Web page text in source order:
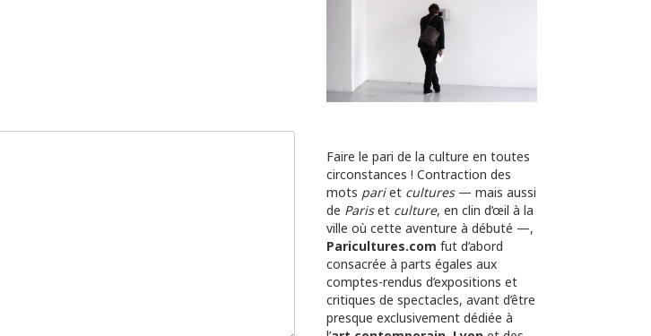
Faire le pari de la culture en toutes
circonstances ! Contraction des
mots pariet cultures— mais aussi
de Pariset culture, en clin d’œil à la
ville où cette aventure à débuté —,
Paricultures.com fut d’abord
consacrée à parts égales aux
comptes-rendus d’expositions et
critiques de spectacles, avant d’être
presque exclusivement dédiée à